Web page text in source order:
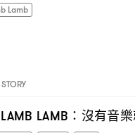
Lamb
STORY
LAMB： 沒有音